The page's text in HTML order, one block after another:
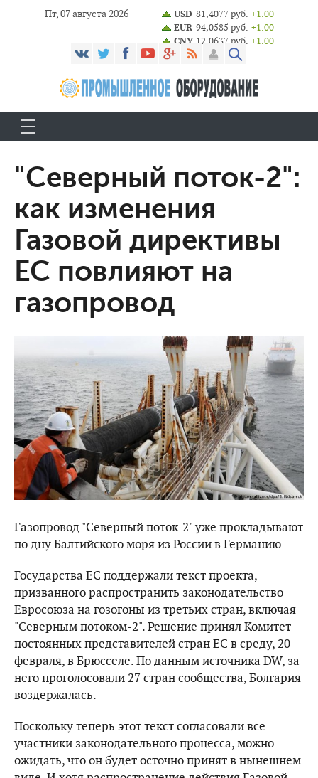
Пт, 07 августа 2026 USD 81,4077 руб. +1.00
EUR 94,0585 руб. +1.00
CNY 12,0637 руб. +1.00
"Северный поток-2":
как изменения
Газовой директивы
ЕС повлияют на
газопровод
Газопровод "Северный поток-2" уже прокладывают
по дну Балтийского моря из России в Германию
Государства ЕС поддержали текст проекта,
призванного распространить законодательство
Евросоюза на гозогоны из третьих стран, включая
"Северным потоком-2". Решение принял Комитет
постоянных представителей стран ЕС в среду, 20
февраля, в Брюсселе. По данным источника DW, за
него проголосовали 27 стран сообщества, Болгария
воздержалась.
Поскольку теперь этот текст согласовали все
участники законодательного процесса, можно
ожидать, что он будет осточно принят в нынешнем